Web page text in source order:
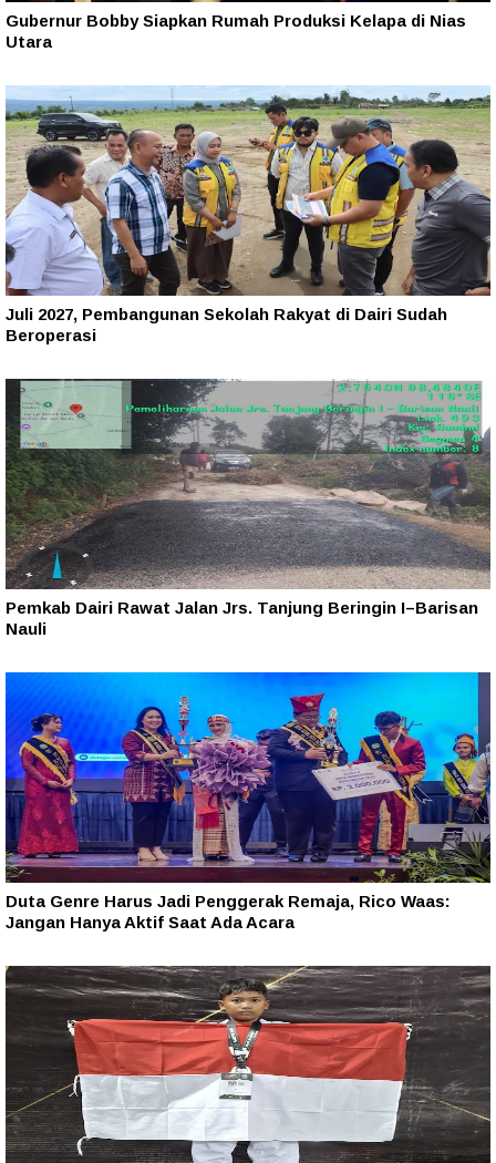
Gubernur Bobby Siapkan Rumah Produksi Kelapa di Nias
Utara
Juli 2027, Pembangunan Sekolah Rakyat di Dairi Sudah
Beroperasi
Pemkab Dairi Rawat Jalan Jrs. Tanjung Beringin I–Barisan
Nauli
Duta Genre Harus Jadi Penggerak Remaja, Rico Waas:
Jangan Hanya Aktif Saat Ada Acara